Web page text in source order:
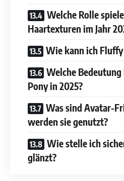
Welche Rolle
Haartexturen im Jahr
Wie kann ich
Welche
Pony in 2025?
Was sind Avatar-
werden sie genutzt?
Wie stelle ich
glänzt?